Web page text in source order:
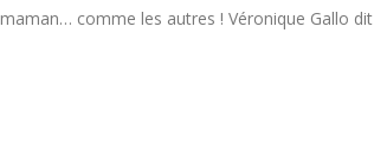
comme les autres ! Véronique Gallo dit